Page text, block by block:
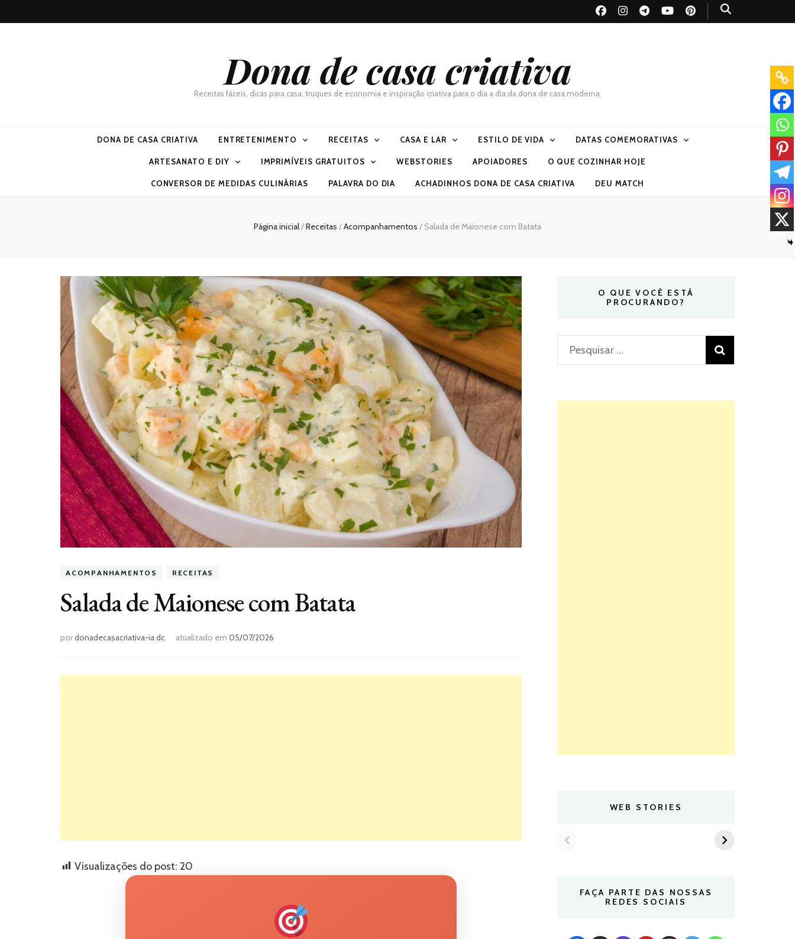
Dona de casa criativa
Receitas fáceis, dicas para casa, truques de economia e inspiração criativa para o dia a dia da dona de casa moderna.
DONA DE CASA CRIATIVA ENTRETENIMENTO RECEITAS CASA E LAR ESTILO DE VIDA DATAS COMEMORATIVAS
ARTESANATO E DIY IMPRIMÍVEIS GRATUITOS WEBSTORIES APOIADORES O QUE COZINHAR HOJE
CONVERSOR DE MEDIDAS CULINÁRIAS PALAVRA DO DIA ACHADINHOS DONA DE CASA CRIATIVA DEU MATCH
Página inicial/Receitas /Acompanhamentos / Salada de Maionese com Batata
ACOMPANHAMENTOS RECEITAS
Salada de Maionese com Batata
pordonadecasacriativa-ia dc atualizado em 05/07/2026
Visualizações do post: 20
O QUE VOCÊ ESTÁ
PROCURANDO?
Pesquisar
por:
WEB STORIES
FAÇA PARTE DAS NOSSAS
REDES SOCIAIS